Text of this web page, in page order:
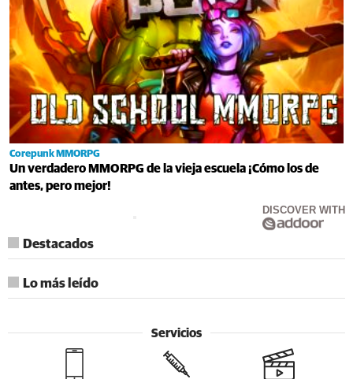
Corepunk MMORPG
Un verdadero MMORPG de la vieja escuela ¡Cómo los de
antes, pero mejor!
DISCOVER WITH
Destacados
Lo más leído
Servicios